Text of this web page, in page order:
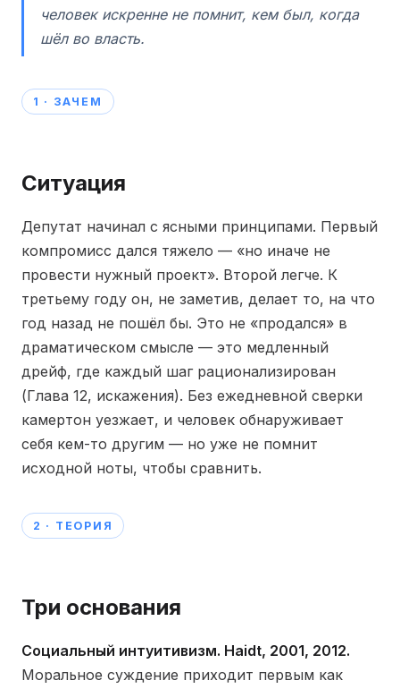
человек искренне не помнит, кем был, когда
шёл во власть.
1 · ЗАЧЕМ
Ситуация
Депутат начинал с ясными принципами. Первый
компромисс дался тяжело — «но иначе не
провести нужный проект». Второй легче. К
третьему году он, не заметив, делает то, на что
год назад не пошёл бы. Это не «продался» в
драматическом смысле — это медленный
дрейф, где каждый шаг рационализирован
(Глава 12, искажения). Без ежедневной сверки
камертон уезжает, и человек обнаруживает
себя кем-то другим — но уже не помнит
исходной ноты, чтобы сравнить.
2 · ТЕОРИЯ
Три основания
Социальный интуитивизм. Haidt, 2001, 2012.
Моральное суждение приходит первым как